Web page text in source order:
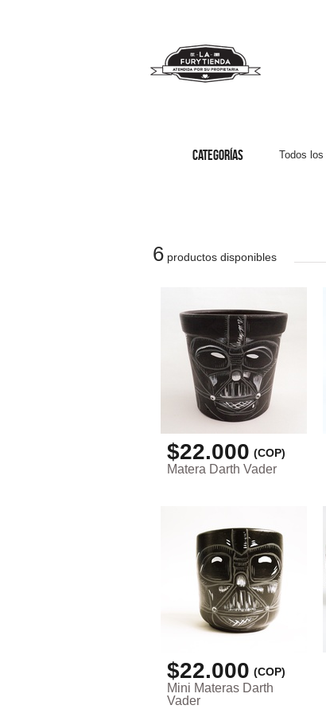
CATEGORÍAS Todos los
6 productos disponibles
$22.000(COP)
Matera Darth Vader
$22.000(COP)
Mini Materas Darth
Vader